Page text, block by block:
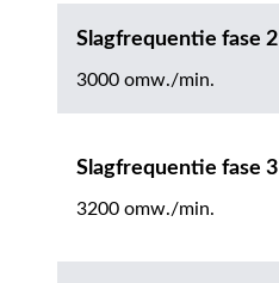
Slagfrequentie fase 2
3000 omw./min.
Slagfrequentie fase 3
3200 omw./min.